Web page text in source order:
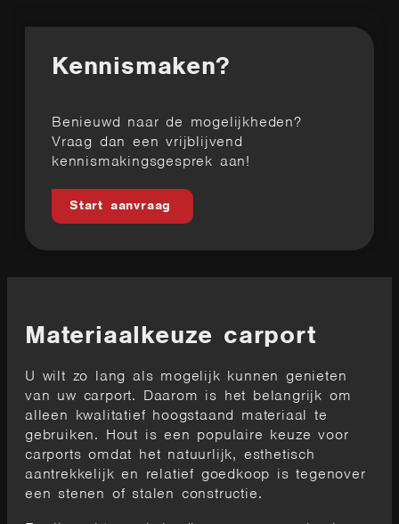
Kennismaken?
Benieuwd naar de mogelijkheden?
Vraag dan een vrijblijvend
kennismakingsgesprek aan!
Start aanvraag
Materiaalkeuze carport
U wilt zo lang als mogelijk kunnen genieten
van uw carport. Daarom is het belangrijk om
alleen kwalitatief hoogstaand materiaal te
gebruiken. Hout is een populaire keuze voor
carports omdat het natuurlijk, esthetisch
aantrekkelijk en relatief goedkoop is tegenover
een stenen of stalen constructie.